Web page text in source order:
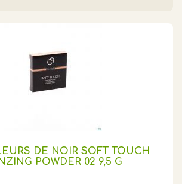
DE NOIR SOFT TOUCH
POWDER 02 9,5 G